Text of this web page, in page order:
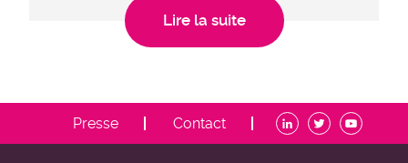
Lire la suite
-
Presse Contact